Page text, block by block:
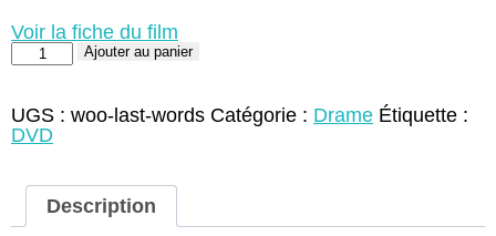
Voir la fiche du film
quantité
de
Words
(DVD)
Ajouter au panier
UGS : woo-last-words Catégorie : Drame Étiquette :
DVD
Description